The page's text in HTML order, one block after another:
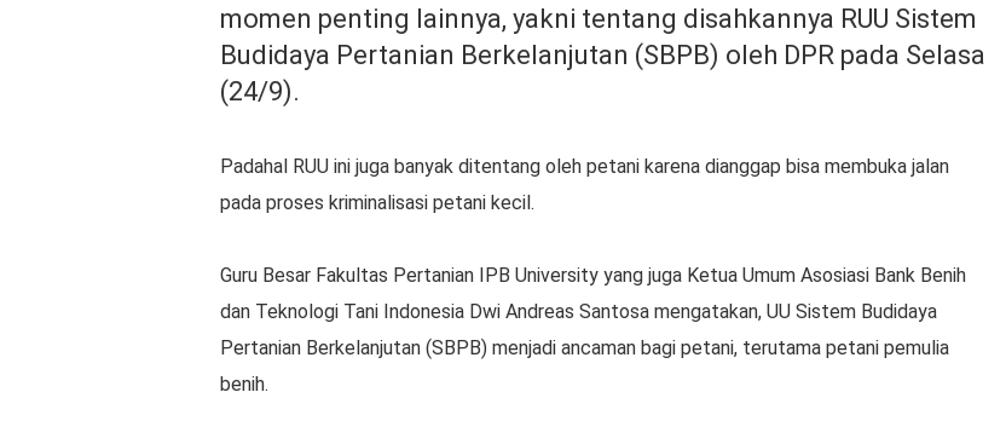
momen penting lainnya, yakni tentang disahkannya RUU Sistem
Budidaya Pertanian Berkelanjutan (SBPB) oleh DPR pada Selasa
(24/9).
Padahal RUU ini juga banyak ditentang oleh petani karena dianggap bisa membuka jalan
pada proses kriminalisasi petani kecil.
Guru Besar Fakultas Pertanian IPB University yang juga Ketua Umum Asosiasi Bank Benih
dan Teknologi Tani Indonesia Dwi Andreas Santosa mengatakan, UU Sistem Budidaya
Pertanian Berkelanjutan (SBPB) menjadi ancaman bagi petani, terutama petani pemulia
benih.